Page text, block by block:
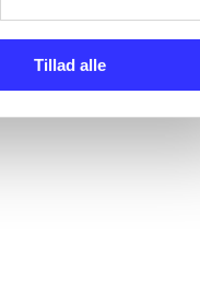
Tillad alle